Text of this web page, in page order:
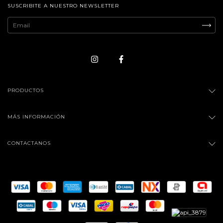
SUSCRIBITE A NUESTRO NEWSLETTER
PRODUCTOS
MÁS INFORMACIÓN
CONTACTANOS